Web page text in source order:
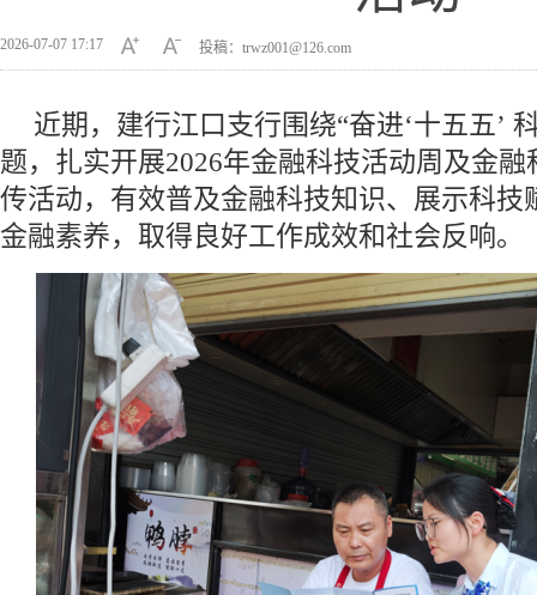
2026-07-07 17:17 投稿：trwz001@126.com
近期，建行江口支行围绕“奋进‘十五五’
题，扎实开展2026年金融科技活动周及金
传活动，有效普及金融科技知识、展示科技
金融素养，取得良好工作成效和社会反响。